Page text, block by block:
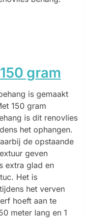
gram
is gemaakt
150 gram
is dit renovlies
het ophangen.
de opstaande
geven
extra glad en
Het is
het verven
hoeft aan te
meter lang en 1